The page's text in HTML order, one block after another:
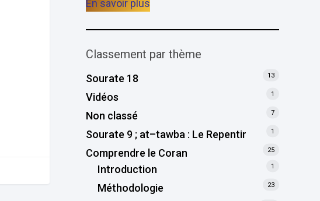
En savoir plus
Classement par thème
Sourate 18 13
Vidéos 1
Non classé 7
Sourate 9 ; at–tawba : Le Repentir 1
Comprendre le Coran 25
Introduction 1
Méthodologie 23